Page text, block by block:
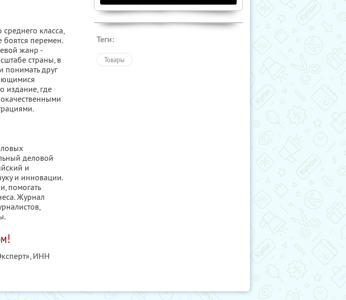
класса,
перемен.
жанр -
страны, в
понимать друг
издание, где
деловой
и
и инновации.
помогать
Журнал
ИНН
Теги:
Товары